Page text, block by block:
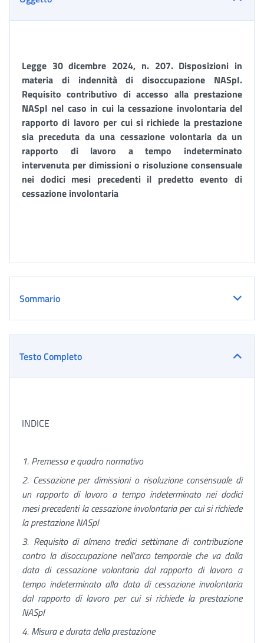
Legge 30 dicembre 2024, n. 207. Disposizioni in
materia di indennità di disoccupazione NASpI.
Requisito contributivo di accesso alla prestazione
NASpI nel caso in cui la cessazione involontaria del
rapporto di lavoro per cui si richiede la prestazione
sia preceduta da una cessazione volontaria da un
rapporto di lavoro a tempo indeterminato
intervenuta per dimissioni o risoluzione consensuale
nei dodici mesi precedenti il predetto evento di
cessazione involontaria
Sommario
Testo Completo
INDICE
1. Premessa e quadro normativo
2. Cessazione per dimissioni o risoluzione consensuale di
un rapporto di lavoro a tempo indeterminato nei dodici
mesi precedenti la cessazione involontaria per cui si richiede
la prestazione NASpI
3. Requisito di almeno tredici settimane di contribuzione
contro la disoccupazione nell’arco temporale che va dalla
data di cessazione volontaria dal rapporto di lavoro a
tempo indeterminato alla data di cessazione involontaria
dal rapporto di lavoro per cui si richiede la prestazione
NASpI
4. Misura e durata della prestazione